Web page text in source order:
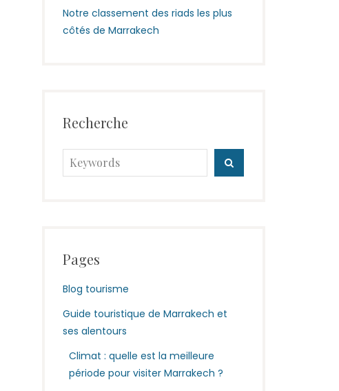
Notre classement des riads les plus
côtés de Marrakech
Recherche
Search
for:
Pages
Blog tourisme
Guide touristique de Marrakech et
ses alentours
Climat : quelle est la meilleure
période pour visiter Marrakech ?